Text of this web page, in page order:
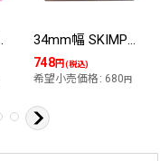
る「バリ」のカット
断していますが、
34mm幅 SKIMPベルト用 バックル 金属アレルギー対応 メール便可 ベージュ
(税込)
望小売価格: 680円 希望